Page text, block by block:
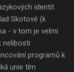
identit.
Skotové (k
- v tom je velmi
nelibosti
programů k
unie tím